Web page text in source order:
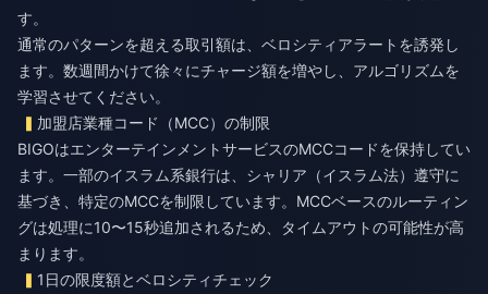
す。
通常のパターンを超える取引額は、ベロシティアラートを誘発し
ます。数週間かけて徐々にチャージ額を増やし、アルゴリズムを
学習させてください。
加盟店業種コード（MCC）の制限
BIGOはエンターテインメントサービスのMCCコードを保持してい
ます。一部のイスラム系銀行は、シャリア（イスラム法）遵守に
基づき、特定のMCCを制限しています。MCCベースのルーティン
グは処理に10〜15秒追加されるため、タイムアウトの可能性が高
まります。
1日の限度額とベロシティチェック